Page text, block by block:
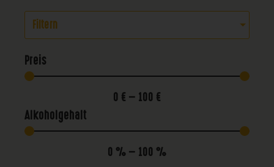
Filtern
Preis
0 € — 100 €
Alkoholgehalt
0 % — 100 %